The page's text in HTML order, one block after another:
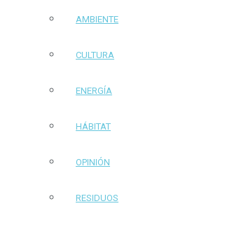
AMBIENTE
CULTURA
ENERGÍA
HÁBITAT
OPINIÓN
RESIDUOS